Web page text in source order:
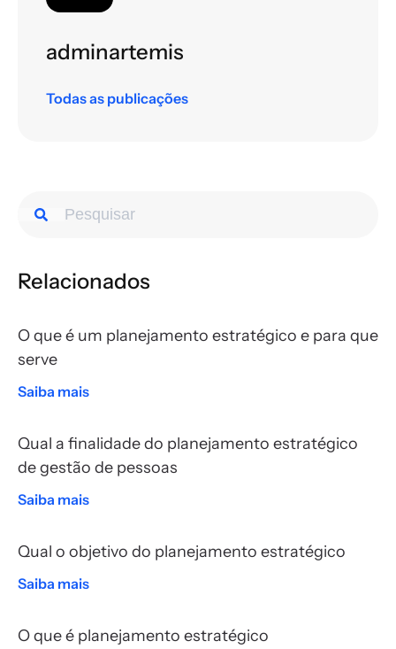
adminartemis
Todas as publicações
Relacionados
O que é um planejamento estratégico e para que
serve
Saiba mais
Qual a finalidade do planejamento estratégico
de gestão de pessoas
Saiba mais
Qual o objetivo do planejamento estratégico
Saiba mais
O que é planejamento estratégico